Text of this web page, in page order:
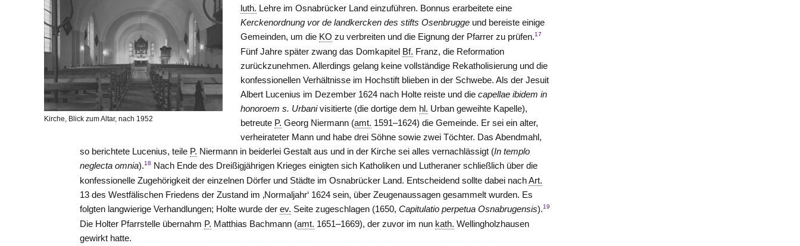
Kirche, Blick zum Altar, nach 1952
luth. Lehre im Osnabrücker Land einzuführen. Bonnus erarbeitete eine
Kerckenordnung vor de landkercken des stifts Osenbrugge und bereiste einige
Gemeinden, um die KO zu verbreiten und die Eignung der Pfarrer zu prüfen.17
Fünf Jahre später zwang das Domkapitel Bf. Franz, die Reformation
zurückzunehmen. Allerdings gelang keine vollständige Rekatholisierung und die
konfessionellen Verhältnisse im Hochstift blieben in der Schwebe. Als der Jesuit
Albert Lucenius im Dezember 1624 nach Holte reiste und diecapellae ibidem in
honoroem s. Urbanivisitierte (die dortige dem hl. Urban geweihte Kapelle),
betreute P. Georg Niermann (amt. 1591–1624) die Gemeinde. Er sei ein alter,
verheirateter Mann und habe drei Söhne sowie zwei Töchter. Das Abendmahl,
so berichtete Lucenius, teile P. Niermann in beiderlei Gestalt aus und in der Kirche sei alles vernachlässigt (In templo
neglecta omnia).18 Nach Ende des Dreißigjährigen Krieges einigten sich Katholiken und Lutheraner schließlich über die
konfessionelle Zugehörigkeit der einzelnen Dörfer und Städte im Osnabrücker Land. Entscheidend sollte dabei nachArt.
13 des Westfälischen Friedens der Zustand im ‚Normaljahr‘ 1624 sein, über Zeugenaussagen gesammelt wurden. Es
folgten langwierige Verhandlungen; Holte wurde derev. Seite zugeschlagen (1650,Capitulatio perpetua Osnabrugensis).19
Die Holter Pfarrstelle übernahm P. Matthias Bachmann (amt. 1651–1669), der zuvor im nun kath. Wellingholzhausen
gewirkt hatte.